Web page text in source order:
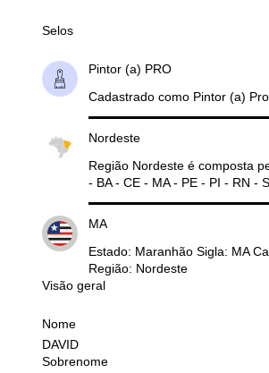
Selos
Pintor (a) PRO
Cadastrado como Pintor (a)
Nordeste
Região Nordeste é composta
- BA - CE - MA - PE - PI - RN -
MA
Estado: Maranhão Sigla: MA
Região: Nordeste
Visão geral
Nome
DAVID
Sobrenome